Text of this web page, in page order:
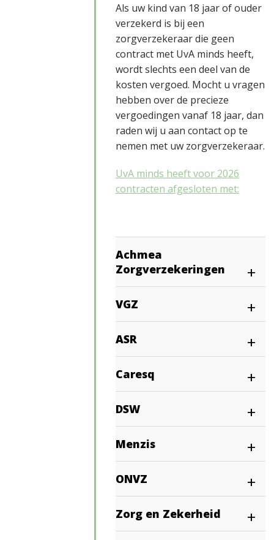
Als uw kind van 18 jaar of ouder
verzekerd is bij een
zorgverzekeraar die geen
contract met UvA minds heeft,
wordt slechts een deel van de
kosten vergoed. Mocht u vragen
hebben over de precieze
vergoedingen vanaf 18 jaar, dan
raden wij u aan contact op te
nemen met uw zorgverzekeraar.
UvA minds heeft voor 2026
contracten afgesloten met:
Achmea
Zorgverzekeringen
VGZ
ASR
Caresq
DSW
Menzis
ONVZ
Zorg en Zekerheid